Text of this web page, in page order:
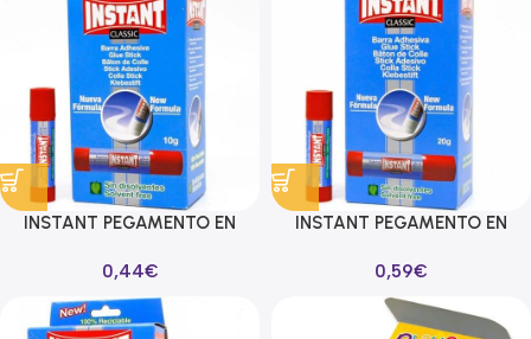
INSTANT PEGAMENTO EN
DISOLVENTES
0,44€
INSTANT PEGAMENTO EN
DISOLVENTES
0,59€